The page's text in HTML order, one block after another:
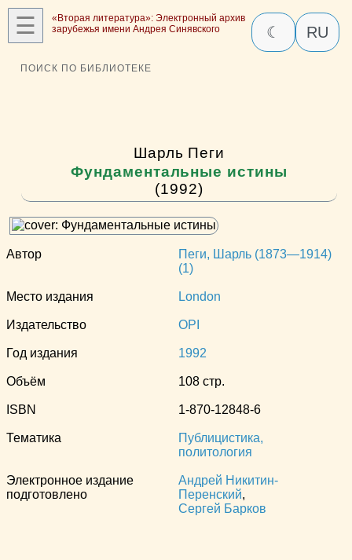
☰
«Вторая литература»: Электронный архив
зарубежья имени Андрея Синявского
☾ RU
ПОИСК ПО БИБЛИОТЕКЕ
Шарль Пеги
Фундаментальные истины
(1992)
Автор
Пеги, Шарль (1873—1914)
(1)
Место издания London
Издательство OPI
Год издания 1992
Объём 108 стр.
ISBN 1-870-12848-6
Тематика
Публицистика,
политология
Электронное издание
подготовлено
Андрей Никитин-
Перенский,
Сергей Барков